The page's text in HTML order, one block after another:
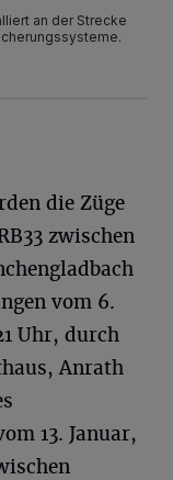
an der Strecke
die Züge
zwischen
vom 6.
Uhr, durch
Anrath
13. Januar,